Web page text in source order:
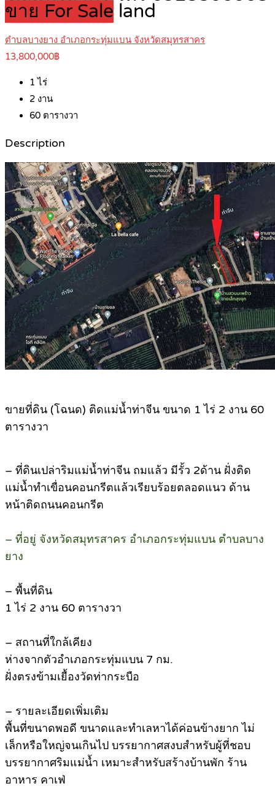
ขาย For Sale land
ตำบลบางยาง อำเภอกระทุ่มแบน จังหวัดสมุทรสาคร
13,800,000฿
1 ไร่
2 งาน
60 ตารางวา
Description
ขายที่ดิน (โฉนด) ติดแม่น้ำท่าจีน ขนาด 1 ไร่ 2 งาน 60
ตารางวา
– ที่ดินเปล่าริมแม่น้ำท่าจีน ถมแล้ว มีรั้ว 2ด้าน ฝั่งติด
แม่น้ำทำเขื่อนคอนกรีตแล้วเรียบร้อยตลอดแนว ด้าน
หน้าติดถนนคอนกรีต
– ที่อยู่ จังหวัดสมุทรสาคร อำเภอกระทุ่มแบน ตำบลบาง
ยาง
– พื้นที่ดิน
1 ไร่ 2 งาน 60 ตารางวา
– สถานที่ใกล้เคียง
ห่างจากตัวอำเภอกระทุ่มแบน 7 กม.
ฝั่งตรงข้ามเยื้องวัดท่ากระบือ
– รายละเอียดเพิ่มเติม
พื้นที่ขนาดพอดี ขนาดและทำเลหาได้ค่อนข้างยาก ไม่
เล็กหรือใหญ่จนเกินไป บรรยากาศสงบสำหรับผู้ที่ชอบ
บรรยากาศริมแม่น้ำ เหมาะสำหรับสร้างบ้านพัก ร้าน
อาหาร คาเฟ่